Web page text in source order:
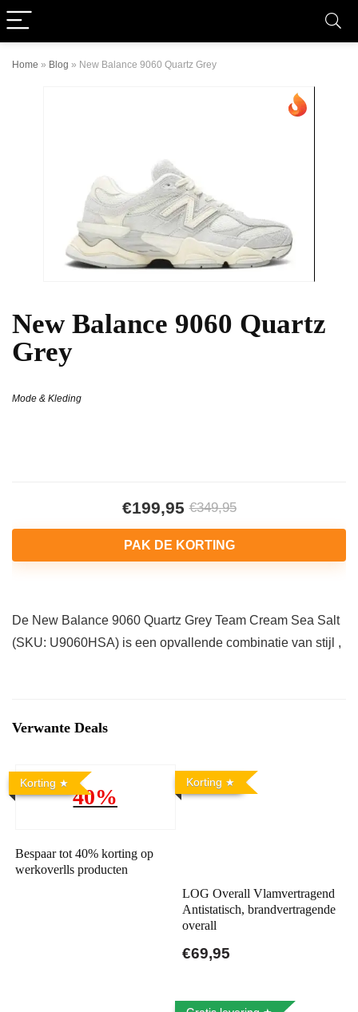
Home » Blog » New Balance 9060 Quartz Grey
New Balance 9060 Quartz
Grey
Mode & Kleding
€199,95 €349,95
PAK DE KORTING
De New Balance 9060 Quartz Grey Team Cream Sea Salt
(SKU: U9060HSA) is een opvallende combinatie van stijl ,
Verwante Deals
Korting
40%
Bespaar tot 40% korting op
werkoverlls producten
Korting
LOG Overall Vlamvertragend
Antistatisch, brandvertragende
overall
€69,95